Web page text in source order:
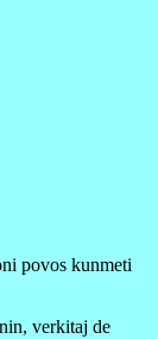
povos kunmeti
verkitaj de